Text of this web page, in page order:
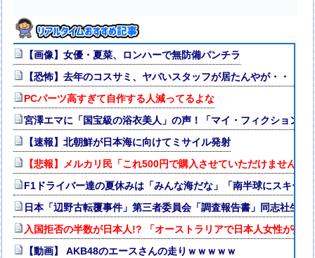
【画像】女優・夏菜、ロンハーで無防備パンチラ
【恐怖】去年のコスサミ、ヤバいスタッフが居たんやが・・・・
PCパーツ高すぎて自作する人減ってるよな
宮澤エマに「国宝級の浴衣美人」の声！「マイ・フィクション」
【速報】北朝鮮が日本海に向けてミサイル発射
【悲報】メルカリ民「これ500円で購入させていただけませんか
F1ドライバー達の夏休みは「みんな海だな」「南半球にスキー
日本「辺野古転覆事件」第三者委員会「調査報告書」同志社生
入国拒否の半数が日本人!? 「オーストラリアで日本人女性が売春
【動画】 AKB48のエースさんの走りｗｗｗｗｗ